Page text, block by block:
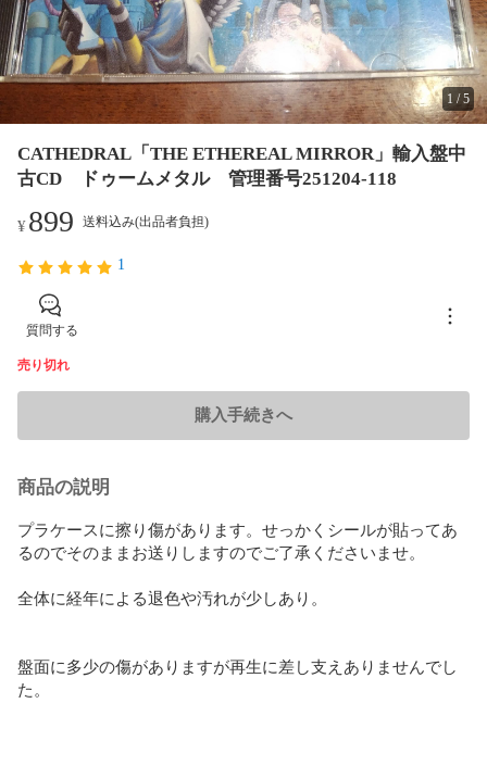
1 /5
CATHEDRAL「THE ETHEREAL MIRROR」輸入盤中
古CD ドゥームメタル 管理番号251204-118
¥899 送料込み(出品者負担)
1
質問する
売り切れ
購入手続きへ
商品の説明
プラケースに擦り傷があります。せっかくシールが貼ってあ
るのでそのままお送りしますのでご了承くださいませ。
全体に経年による退色や汚れが少しあり。
盤面に多少の傷がありますが再生に差し支えありませんでし
た。